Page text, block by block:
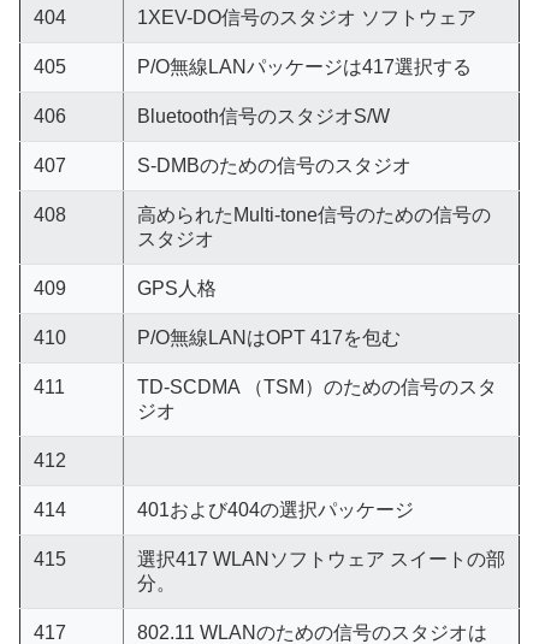
404 1XEV-DO信号のスタジオ ソフトウェア
405 P/O無線LANパッケージは417選択する
406 Bluetooth信号のスタジオS/W
407 S-DMBのための信号のスタジオ
408
高められたMulti-tone信号のための信号の
スタジオ
409 GPS人格
410 P/O無線LANはOPT 417を包む
411
TD-SCDMA （TSM）のための信号のスタ
ジオ
412
414 401および404の選択パッケージ
415
選択417 WLANソフトウェア スイートの部
分。
417
802.11 WLANのための信号のスタジオは